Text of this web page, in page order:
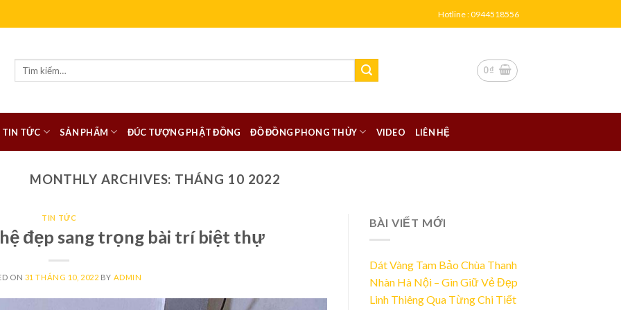
Hotline : 0944518556
0₫
TIN TỨC SẢN PHẨM ĐÚC TƯỢNG PHẬT ĐỒNG ĐỒ ĐỒNG PHONG THỦY VIDEO LIÊN HỆ
MONTHLY ARCHIVES: THÁNG 10 2022
TIN TỨC
đẹp sang trọng bài trí biệt thự
ON 31 THÁNG 10, 2022 BY ADMIN
BÀI VIẾT MỚI
Dát Vàng Tam Bảo Chùa Thanh
Nhàn Hà Nội – Gìn Giữ Vẻ Đẹp
Linh Thiêng Qua Từng Chi Tiết